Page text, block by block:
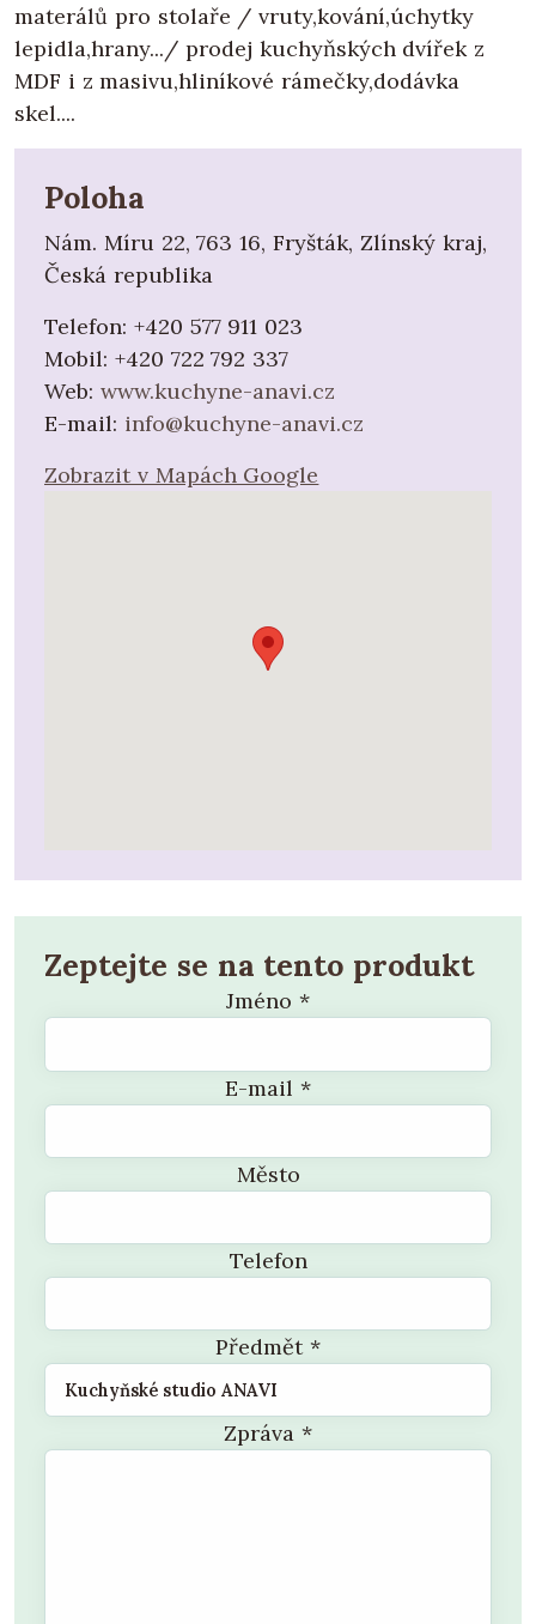
materálů pro stolaře / vruty,kování,úchytky
lepidla,hrany.../ prodej kuchyňských dvířek z
MDF i z masivu,hliníkové rámečky,dodávka
skel....
Poloha
Nám. Míru 22, 763 16, Fryšták, Zlínský kraj,
Česká republika
Telefon: +420 577 911 023
Mobil: +420 722 792 337
Web: www.kuchyne-anavi.cz
E-mail: info@kuchyne-anavi.cz
Zobrazit v Mapách Google
Zeptejte se na tento produkt
Jméno *
E-mail *
Město
Telefon
Předmět*
Zpráva *